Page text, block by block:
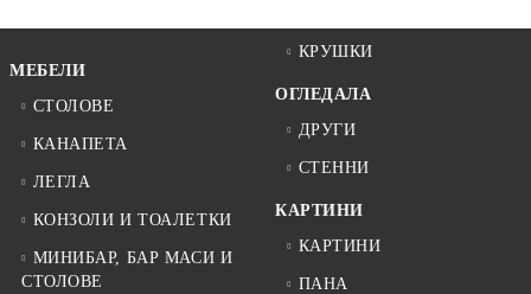
МЕБЕЛИ
СТОЛОВЕ
КАНАПЕТА
ЛЕГЛА
КОНЗОЛИ И ТОАЛЕТКИ
МИНИБАР, БАР МАСИ И
СТОЛОВЕ
КРУШКИ
ОГЛЕДАЛА
ДРУГИ
СТЕННИ
КАРТИНИ
КАРТИНИ
ПАНА